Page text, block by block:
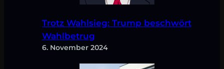
Trotz Wahlsieg: Trump beschwört
Wahlbetrug
6. November 2024